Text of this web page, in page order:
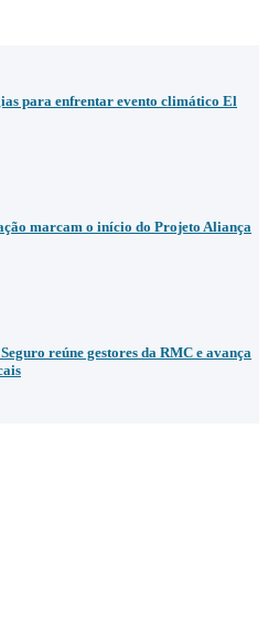
para enfrentar evento climático El
marcam o início do Projeto Aliança
reúne gestores da RMC e avança